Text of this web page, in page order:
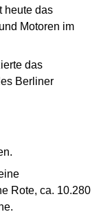
heute das
Motoren im
das
Berliner
Rote, ca. 10.280